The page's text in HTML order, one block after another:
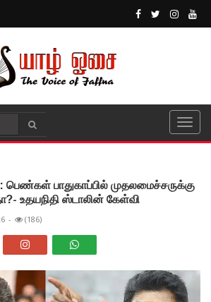
பெண்கள் பாதுகாப்பில் முதலமைச்சருக்கு
உதயநிதி ஸ்டாலின் கேள்வி
- (186)